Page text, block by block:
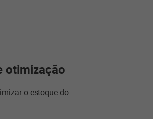
otimização
o estoque do